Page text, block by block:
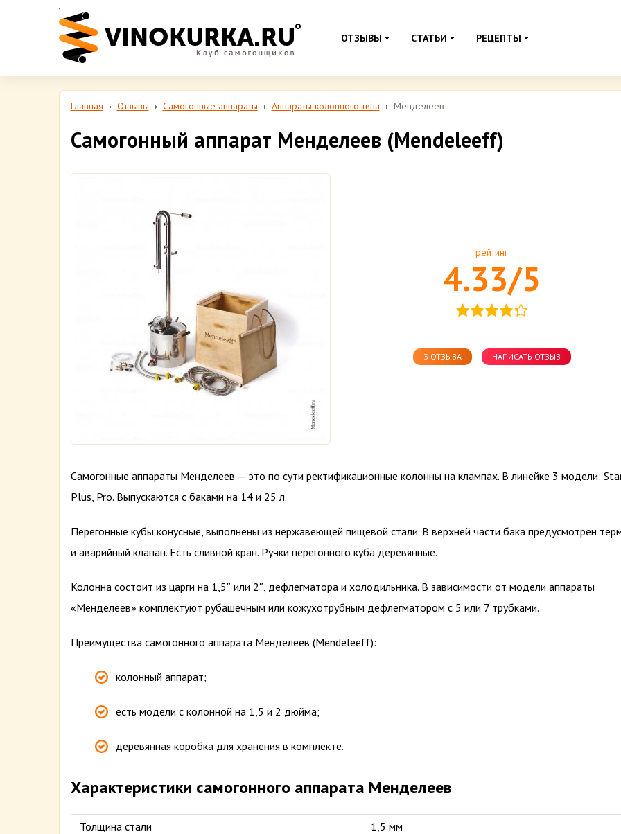
,
ОТЗЫВЫ СТАТЬИ РЕЦЕПТЫ
Главная Отзывы Самогонные аппараты Аппараты колонного типа Менделеев
Самогонный аппарат Менделеев (Mendeleeff)
рейтинг
4.33/5
3 ОТЗЫВА НАПИСАТЬ ОТЗЫВ
Cамогонные аппараты Менделеев — это по сути ректификационные колонны на клампах. В линейке 3 модели:
Plus, Pro. Выпускаются с баками на 14 и 25 л.
Перегонные кубы конусные, выполнены из нержавеющей пищевой стали. В верхней части бака предусмотрен
и аварийный клапан. Есть сливной кран. Ручки перегонного куба деревянные.
Колонна состоит из царги на 1,5″ или 2″, дефлегматора и холодильника. В зависимости от модели аппараты
«Менделеев» комплектуют рубашечным или кожухотрубным дефлегматором с 5 или 7 трубками.
Преимущества самогонного аппарата Менделеев (Mendeleeff):
колонный аппарат;
есть модели с колонной на 1,5 и 2 дюйма;
деревянная коробка для хранения в комплекте.
Характеристики самогонного аппарата Менделеев
Толщина стали
1,5 мм